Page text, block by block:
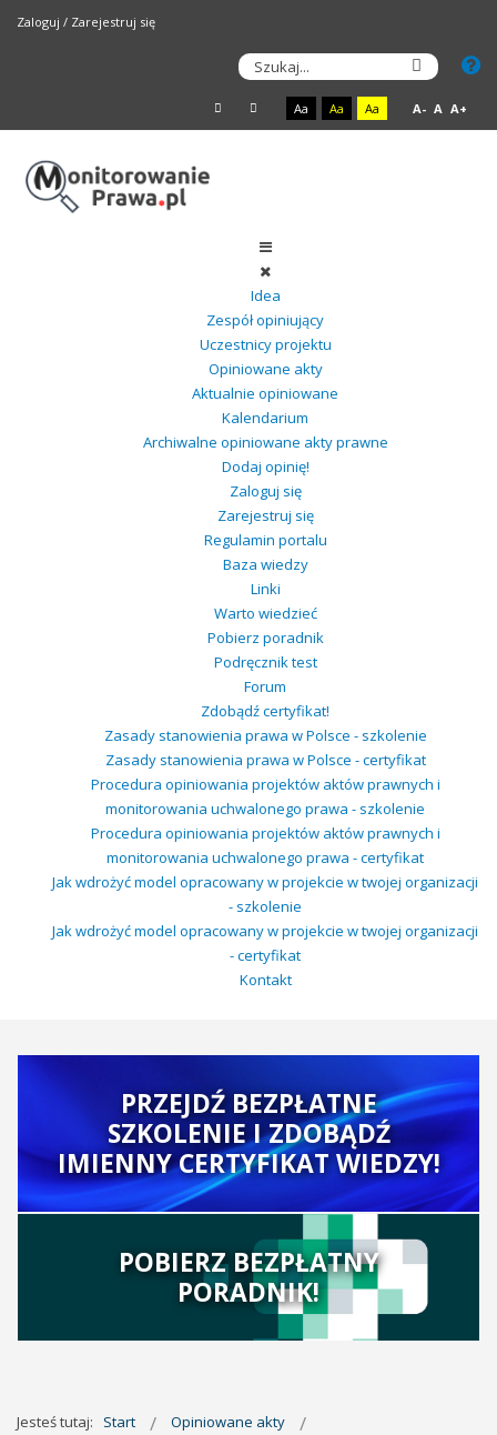
Zaloguj / Zarejestruj się
Aa Aa Aa A- A A+
Idea
Zespół opiniujący
Uczestnicy projektu
Opiniowane akty
Aktualnie opiniowane
Kalendarium
Archiwalne opiniowane akty prawne
Dodaj opinię!
Zaloguj się
Zarejestruj się
Regulamin portalu
Baza wiedzy
Linki
Warto wiedzieć
Pobierz poradnik
Podręcznik test
Forum
Zdobądź certyfikat!
Zasady stanowienia prawa w Polsce - szkolenie
Zasady stanowienia prawa w Polsce - certyfikat
Procedura opiniowania projektów aktów prawnych i
monitorowania uchwalonego prawa - szkolenie
Procedura opiniowania projektów aktów prawnych i
monitorowania uchwalonego prawa - certyfikat
Jak wdrożyć model opracowany w projekcie w twojej organizacji
- szkolenie
Jak wdrożyć model opracowany w projekcie w twojej organizacji
- certyfikat
Kontakt
PRZEJDŹ BEZPŁATNE
SZKOLENIE I ZDOBĄDŹ
IMIENNY CERTYFIKAT WIEDZY!
POBIERZ BEZPŁATNY
PORADNIK!
Jesteś tutaj: Start
Opiniowane akty